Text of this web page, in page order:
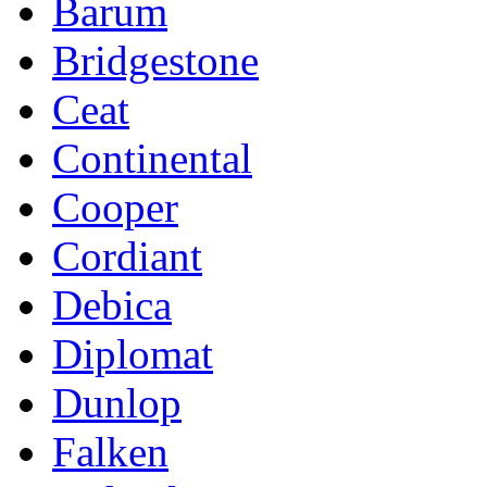
Barum
Bridgestone
Ceat
Continental
Cooper
Cordiant
Debica
Diplomat
Dunlop
Falken